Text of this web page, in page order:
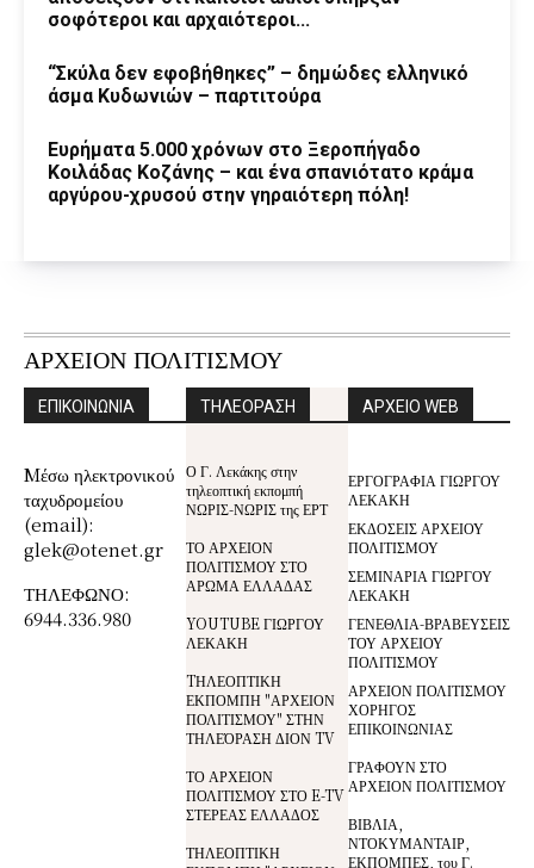
σοφότεροι και αρχαιότεροι...
“Σκύλα δεν εφοβήθηκες” – δημώδες ελληνικό
άσμα Κυδωνιών – παρτιτούρα
Ευρήματα 5.000 χρόνων στο Ξεροπήγαδο
Κοιλάδας Κοζάνης – και ένα σπανιότατο κράμα
αργύρου-χρυσού στην γηραιότερη πόλη!
ΑΡΧΕΙΟΝ ΠΟΛΙΤΙΣΜΟΥ
ΕΠΙΚΟΙΝΩΝΙΑ
Mέσω ηλεκτρονικού
ταχυδρομείου
(email):
glek@otenet.gr
ΤΗΛΕΦΩΝΟ:
6944.336.980
ΤΗΛΕΟΡΑΣΗ
Ο Γ. Λεκάκης στην
τηλεοπτική εκπομπή
ΝΩΡΙΣ-ΝΩΡΙΣ της ΕΡΤ
ΤΟ ΑΡΧΕΙΟΝ
ΠΟΛΙΤΙΣΜΟΥ ΣΤΟ
ΑΡΩΜΑ ΕΛΛΑΔΑΣ
YOUTUBE ΓΙΩΡΓΟΥ
ΛΕΚΑΚΗ
TΗΛΕΟΠΤΙΚΗ
ΕΚΠΟΜΠΗ "ΑΡΧΕΙΟΝ
ΠΟΛΙΤΙΣΜΟΥ" ΣΤΗΝ
ΤΗΛΕΌΡΑΣΗ ΔΙΟΝ TV
ΤΟ ΑΡΧΕΙΟΝ
ΠΟΛΙΤΙΣΜΟΥ ΣΤΟ E-TV
ΣΤΕΡΕΑΣ ΕΛΛΑΔΟΣ
ΤΗΛΕΟΠΤΙΚΗ
ΑΡΧΕΙΟ WEB
ΕΡΓΟΓΡΑΦΙΑ ΓΙΩΡΓΟΥ
ΛΕΚΑΚΗ
ΕΚΔΟΣΕΙΣ ΑΡΧΕΙΟΥ
ΠΟΛΙΤΙΣΜΟΥ
ΣΕΜΙΝΑΡΙΑ ΓΙΩΡΓΟΥ
ΛΕΚΑΚΗ
ΓΕΝΕΘΛΙΑ-ΒΡΑΒΕΥΣΕΙΣ
ΤΟΥ ΑΡΧΕΙΟΥ
ΠΟΛΙΤΙΣΜΟΥ
ΑΡΧΕΙΟΝ ΠΟΛΙΤΙΣΜΟΥ
ΧΟΡΗΓΟΣ
ΕΠΙΚΟΙΝΩΝΙΑΣ
ΓΡΑΦΟΥΝ ΣΤΟ
ΑΡΧΕΙΟΝ ΠΟΛΙΤΙΣΜΟΥ
ΒΙΒΛΙΑ,
ΝΤΟΚΥΜΑΝΤΑΙΡ,
ΕΚΠΟΜΠΕΣ, του Γ.